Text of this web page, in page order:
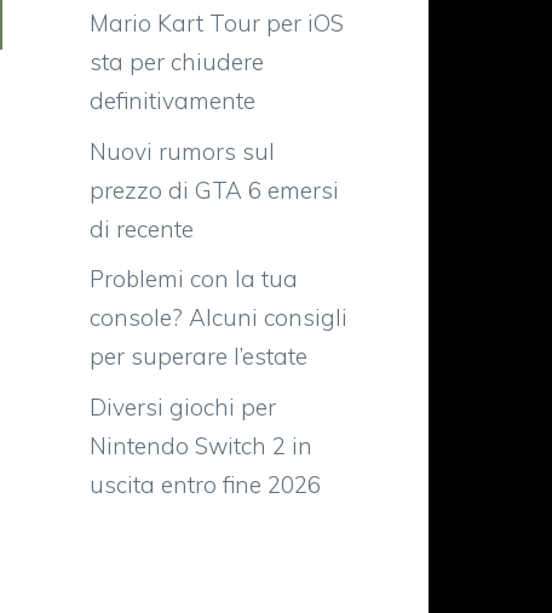
Mario Kart Tour per iOS
sta per chiudere
definitivamente
Nuovi rumors sul
prezzo di GTA 6 emersi
di recente
Problemi con la tua
console? Alcuni consigli
per superare l’estate
Diversi giochi per
Nintendo Switch 2 in
uscita entro fine 2026